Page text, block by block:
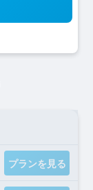
プランを見る